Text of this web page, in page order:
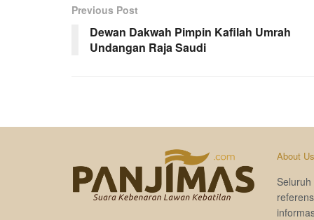
Previous Post
Dewan Dakwah Pimpin Kafilah Umrah
Undangan Raja Saudi
About Us